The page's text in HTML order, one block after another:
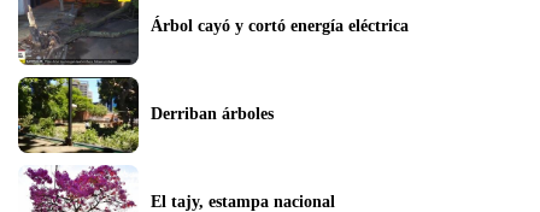
Árbol cayó y cortó energía eléctrica
Derriban árboles
El tajy, estampa nacional